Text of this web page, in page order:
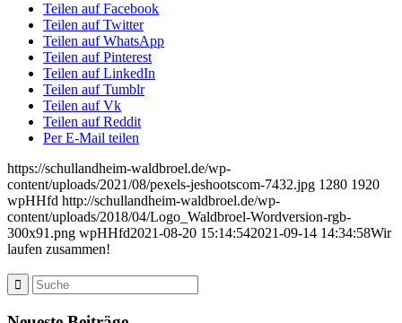
Teilen auf Facebook
Teilen auf Twitter
Teilen auf WhatsApp
Teilen auf Pinterest
Teilen auf LinkedIn
Teilen auf Tumblr
Teilen auf Vk
Teilen auf Reddit
Per E-Mail teilen
https://schullandheim-waldbroel.de/wp-
content/uploads/2021/08/pexels-jeshootscom-7432.jpg 1280 1920
wpHHfd http://schullandheim-waldbroel.de/wp-
content/uploads/2018/04/Logo_Waldbroel-Wordversion-rgb-
300x91.png wpHHfd2021-08-20 15:14:542021-09-14 14:34:58Wir
laufen zusammen!